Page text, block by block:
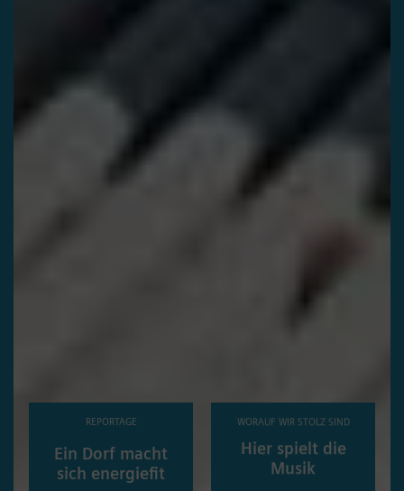
REPORTAGE
Ein Dorf macht
sich energiefit
WORAUF WIR STOLZ SIND
Hier spielt die
Musik